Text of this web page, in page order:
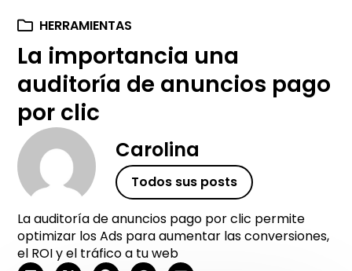
HERRAMIENTAS
La importancia una
auditoría de anuncios pago
por clic
Carolina
Todos sus posts
La auditoría de anuncios pago por clic permite
optimizar los Ads para aumentar las conversiones,
el ROI y el tráfico a tu web